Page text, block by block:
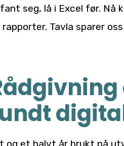
seg, lå i Excel før. Nå
rapporter. Tavla sparer
og et halvt år brukt på